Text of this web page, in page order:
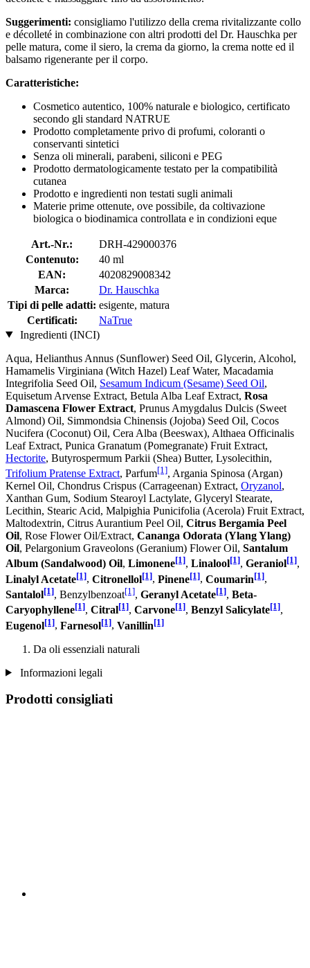
Suggerimenti: consigliamo l'utilizzo della crema rivitalizzante collo
e décolleté in combinazione con altri prodotti del Dr. Hauschka per
pelle matura, come il siero, la crema da giorno, la crema notte ed il
balsamo rigenerante per il corpo.
Caratteristiche:
Cosmetico autentico, 100% naturale e biologico, certificato
secondo gli standard NATRUE
Prodotto completamente privo di profumi, coloranti o
conservanti sintetici
Senza oli minerali, parabeni, siliconi e PEG
Prodotto dermatologicamente testato per la compatibilità
cutanea
Prodotto e ingredienti non testati sugli animali
Materie prime ottenute, ove possibile, da coltivazione
biologica o biodinamica controllata e in condizioni eque
Art.-Nr.:
DRH-429000376
Contenuto:
40 ml
EAN:
4020829008342
Marca:
Dr. Hauschka
Tipi di pelle adatti: esigente, matura
Certificati:
NaTrue
Ingredienti (INCI)
Aqua, Helianthus Annus (Sunflower) Seed Oil, Glycerin, Alcohol,
Hamamelis Virginiana (Witch Hazel) Leaf Water, Macadamia
Integrifolia Seed Oil, Sesamum Indicum (Sesame) Seed Oil,
Equisetum Arvense Extract, Betula Alba Leaf Extract, Rosa
Damascena Flower Extract, Prunus Amygdalus Dulcis (Sweet
Almond) Oil, Simmondsia Chinensis (Jojoba) Seed Oil, Cocos
Nucifera (Coconut) Oil, Cera Alba (Beeswax), Althaea Officinalis
Leaf Extract, Punica Granatum (Pomegranate) Fruit Extract,
Hectorite, Butyrospermum Parkii (Shea) Butter, Lysolecithin,
Trifolium Pratense Extract, Parfum[1], Argania Spinosa (Argan)
Kernel Oil, Chondrus Crispus (Carrageenan) Extract, Oryzanol,
Xanthan Gum, Sodium Stearoyl Lactylate, Glyceryl Stearate,
Lecithin, Stearic Acid, Malpighia Punicifolia (Acerola) Fruit Extract,
Maltodextrin, Citrus Aurantium Peel Oil, Citrus Bergamia Peel
Oil, Rose Flower Oil/Extract, Cananga Odorata (Ylang Ylang)
Oil, Pelargonium Graveolons (Geranium) Flower Oil, Santalum
Album (Sandalwood) Oil, Limonene[1], Linalool[1], Geraniol[1],
Linalyl Acetate[1], Citronellol[1], Pinene[1], Coumarin[1],
Santalol[1], Benzylbenzoat[1], Geranyl Acetate[1], Beta-
Caryophyllene[1], Citral[1], Carvone[1], Benzyl Salicylate[1],
Eugenol[1], Farnesol[1], Vanillin[1]
Da oli essenziali naturali
Informazioni legali
Prodotti consigliati